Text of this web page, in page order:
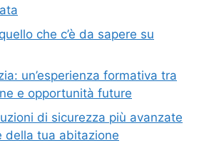
che c’è da sapere su
un’esperienza formativa tra
e opportunità future
di sicurezza più avanzate
della tua abitazione